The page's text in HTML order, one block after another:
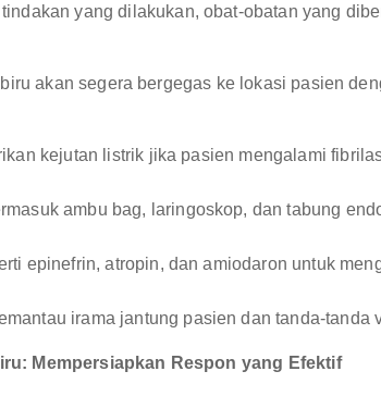
yang dilakukan, obat-obatan yang
akan segera bergegas ke lokasi pasien
kejutan listrik jika pasien mengalami
ambu bag, laringoskop, dan tabung
epinefrin, atropin, dan amiodaron untuk
irama jantung pasien dan tanda-tanda
Mempersiapkan Respon yang Efektif